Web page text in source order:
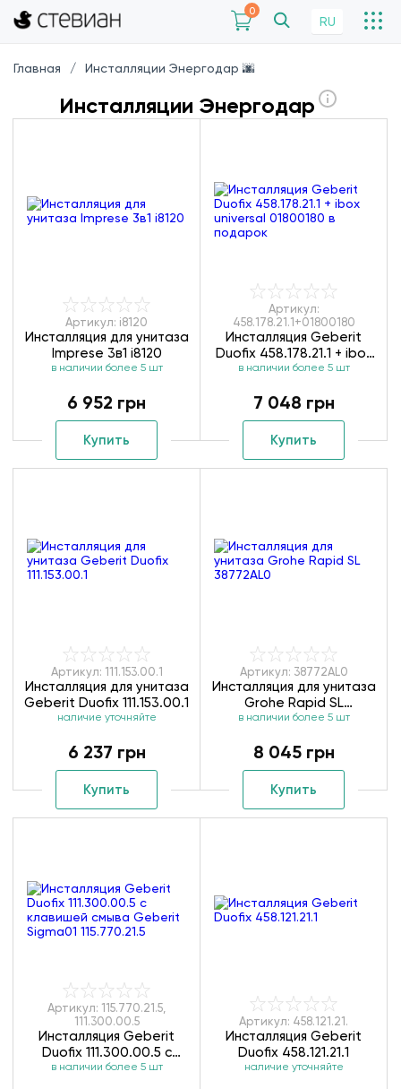
0
RU
Главная Инсталляции Энергодар 🌆
Инсталляции Энергодар
Артикул: i8120
Инсталляция для унитаза
Imprese 3в1 i8120
в наличии более 5 шт
6 952 грн
Купить
Артикул:
458.178.21.1+01800180
Инсталляция Geberit
Duofix 458.178.21.1 + ibox
universal 01800180
в наличии более 5 шт
7 048 грн
Купить
Артикул: 111.153.00.1
Инсталляция для унитаза
Geberit Duofix 111.153.00.1
наличие уточняйте
6 237 грн
Купить
Артикул: 38772AL0
Инсталляция для унитаза
Grohe Rapid SL
38772AL0
в наличии более 5 шт
8 045 грн
Купить
Артикул: 115.770.21.5,
111.300.00.5
Инсталляция Geberit
Duofix 111.300.00.5 с
клавишей смыва Geberit
в наличии более 5 шт
Артикул: 458.121.21.
Инсталляция Geberit
Duofix 458.121.21.1
наличие уточняйте